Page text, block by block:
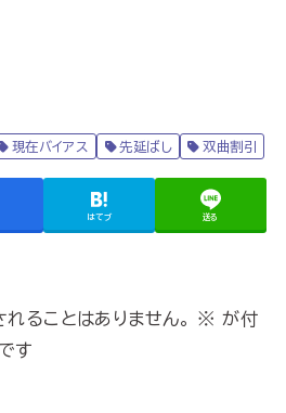
現在バイアス 先延ばし 双曲割引
はてブ 送る
ることはありません。 ※ が付
す